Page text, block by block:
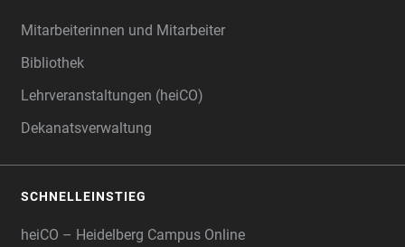
Mitarbeiterinnen und Mitarbeiter
Bibliothek
Lehrveranstaltungen (heiCO)
Dekanatsverwaltung
SCHNELLEINSTIEG
heiCO – Heidelberg Campus Online